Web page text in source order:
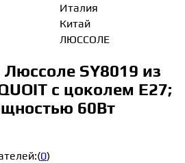
Италия
Китай
ЛЮССОЛЕ
Люссоле SY8019 из
с цоколем E27;
60Вт
(0)